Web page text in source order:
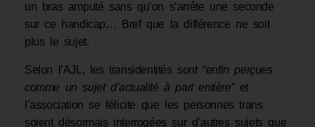
un bras amputé sans qu’on s’arrête une seconde
sur ce handicap… Bref que la différence ne soit
plus le sujet.
Selon l’AJL, les transidentités sont “enfin perçues
comme un sujet d’actualité à part entière” et
l’association se félicite que les personnes trans
soient désormais interrogées sur d’autres sujets que